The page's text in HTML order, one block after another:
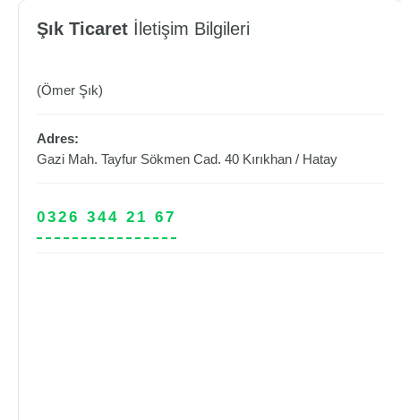
Şık Ticaret İletişim Bilgileri
(Ömer Şık)
Adres:
Gazi Mah. Tayfur Sökmen Cad. 40 Kırıkhan / Hatay
0326 344 21 67